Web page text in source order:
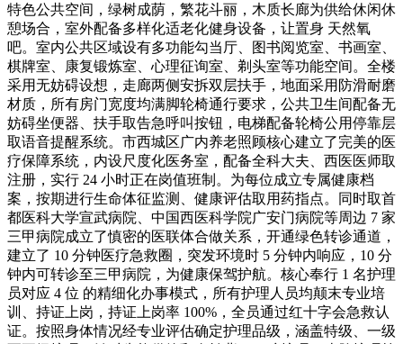
特色公共空间，绿树成荫，繁花斗丽，木质长廊为供给休闲休
憩场合，室外配备多样化适老化健身设备，让置身 天然氧
吧。室内公共区域设有多功能勾当厅、图书阅览室、书画室、
棋牌室、康复锻炼室、心理征询室、剃头室等功能空间。全楼
采用无妨碍设想，走廊两侧安拆双层扶手，地面采用防滑耐磨
材质，所有房门宽度均满脚轮椅通行要求，公共卫生间配备无
妨碍坐便器、扶手取告急呼叫按钮，电梯配备轮椅公用停靠层
取语音提醒系统。市西城区广内养老照顾核心建立了完美的医
疗保障系统，内设尺度化医务室，配备全科大夫、西医医师取
注册，实行 24 小时正在岗值班制。为每位成立专属健康档
案，按期进行生命体征监测、健康评估取用药指点。同时取首
都医科大学宣武病院、中国西医科学院广安门病院等周边 7 家
三甲病院成立了慎密的医联体合做关系，开通绿色转诊通道，
建立了 10 分钟医疗急救圈，突发环境时 5 分钟内响应，10 分
钟内可转诊至三甲病院，为健康保驾护航。核心奉行 1 名护理
员对应 4 位 的精细化办事模式，所有护理人员均颠末专业培
训、持证上岗，持证上岗率 100%，全员通过红十字会急救认
证。按照身体情况经专业评估确定护理品级，涵盖特级、一级